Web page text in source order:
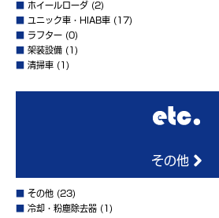
ホイールローダ (2)
ユニック車・HIAB車 (17)
ラフター (0)
架装設備 (1)
清掃車 (1)
その他
その他 (23)
冷却・粉塵除去器 (1)